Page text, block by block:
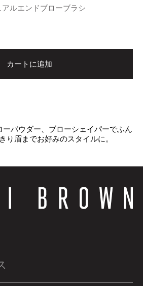
ルエンドブローブラシ
カートに追加
パウダー、ブローシェイパーでふん
り眉までお好みのスタイルに。